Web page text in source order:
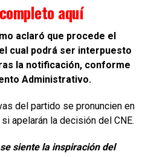
aquí
aclaró que procede el
cual podrá ser interpuesto
la notificación, conforme
Administrativo.
del partido se pronuncien en
apelarán la decisión del CNE.
siente la inspiración del